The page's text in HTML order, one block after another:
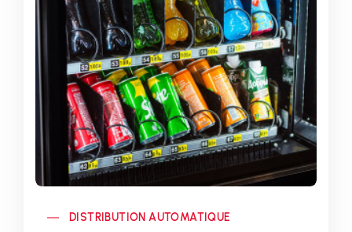
DISTRIBUTION AUTOMATIQUE